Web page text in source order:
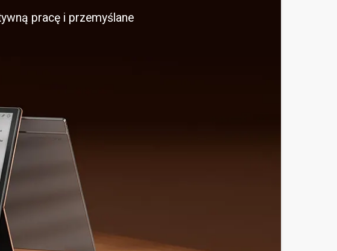
pracę i przemyślane